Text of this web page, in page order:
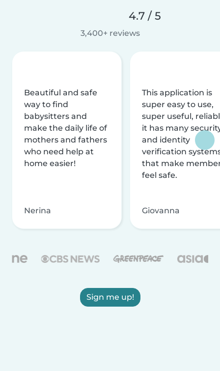
4.7 / 5
3,400+ reviews
Beautiful and safe
way to find
babysitters and
make the daily life of
mothers and fathers
who need help at
home easier!
Nerina
This application is
super easy to use,
super useful,
it has many
and identity
verification
that make
feel safe.
Giovanna
Sign me up!